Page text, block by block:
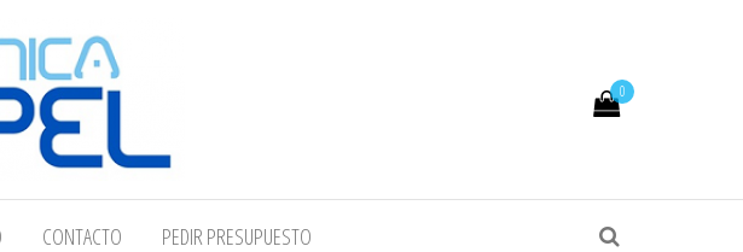
0
CONTACTO PEDIR PRESUPUESTO